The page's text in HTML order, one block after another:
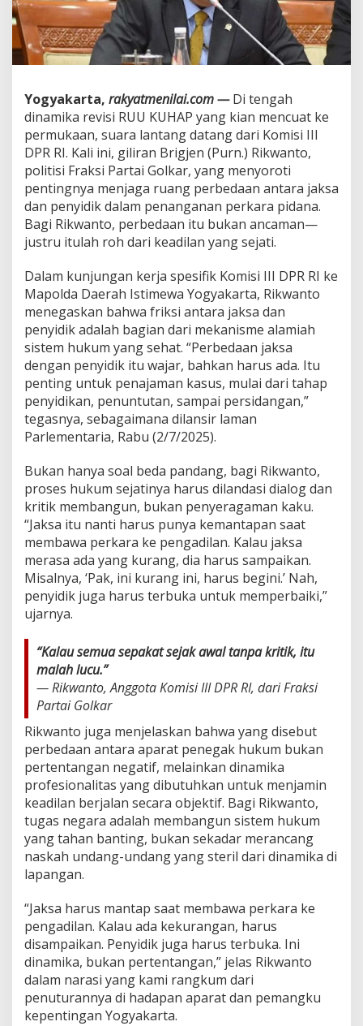
U
B
E
R
E
D
A
,
P
E
B
E
D
A
J
A
K
S
A
D
A
N
P
E
Y
D
I
K
T
U
P
E
N
T
G
Yogyakarta, rakyatmenilai.com —Di tengah
dinamika revisi RUU KUHAP yang kian mencuat ke
permukaan, suara lantang datang dari Komisi III
DPR RI. Kali ini, giliran Brigjen (Purn.) Rikwanto,
politisi Fraksi Partai Golkar, yang menyoroti
pentingnya menjaga ruang perbedaan antara jaksa
dan penyidik dalam penanganan perkara pidana.
Bagi Rikwanto, perbedaan itu bukan ancaman—
justru itulah roh dari keadilan yang sejati.
Dalam kunjungan kerja spesifik Komisi III DPR RI ke
Mapolda Daerah Istimewa Yogyakarta, Rikwanto
menegaskan bahwa friksi antara jaksa dan
penyidik adalah bagian dari mekanisme alamiah
sistem hukum yang sehat. “Perbedaan jaksa
dengan penyidik itu wajar, bahkan harus ada. Itu
penting untuk penajaman kasus, mulai dari tahap
penyidikan, penuntutan, sampai persidangan,”
tegasnya, sebagaimana dilansir laman
Parlementaria, Rabu (2/7/2025).
Bukan hanya soal beda pandang, bagi Rikwanto,
proses hukum sejatinya harus dilandasi dialog dan
kritik membangun, bukan penyeragaman kaku.
“Jaksa itu nanti harus punya kemantapan saat
membawa perkara ke pengadilan. Kalau jaksa
merasa ada yang kurang, dia harus sampaikan.
Misalnya, ‘Pak, ini kurang ini, harus begini.’ Nah,
penyidik juga harus terbuka untuk memperbaiki,”
ujarnya.
“Kalau semua sepakat sejak awal tanpa kritik, itu
malah lucu.”
— Rikwanto, Anggota Komisi III DPR RI, dari Fraksi
Partai Golkar
Rikwanto juga menjelaskan bahwa yang disebut
perbedaan antara aparat penegak hukum bukan
pertentangan negatif, melainkan dinamika
profesionalitas yang dibutuhkan untuk menjamin
keadilan berjalan secara objektif. Bagi Rikwanto,
tugas negara adalah membangun sistem hukum
yang tahan banting, bukan sekadar merancang
naskah undang-undang yang steril dari dinamika di
lapangan.
“Jaksa harus mantap saat membawa perkara ke
pengadilan. Kalau ada kekurangan, harus
disampaikan. Penyidik juga harus terbuka. Ini
dinamika, bukan pertentangan,” jelas Rikwanto
dalam narasi yang kami rangkum dari
penuturannya di hadapan aparat dan pemangku
kepentingan Yogyakarta.